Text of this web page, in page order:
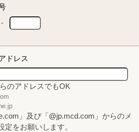
-
ドレス
のアドレスでもOK
」及び「@jp.mcd.com」からのメ
をお願いします。